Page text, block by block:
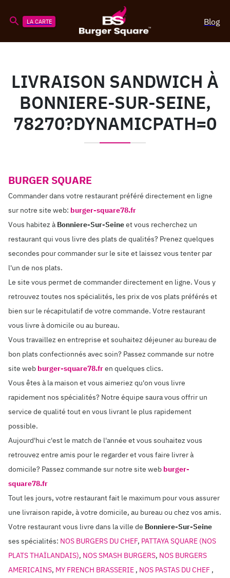
LA CARTE Blog
LIVRAISON SANDWICH À
BONNIERE-SUR-SEINE,
78270?DYNAMICPATH=0
BURGER SQUARE
Commander dans votre restaurant préféré directement en ligne
sur notre site web: burger-square78.fr
Vous habitez à Bonniere-Sur-Seineet vous recherchez un
restaurant qui vous livre des plats de qualités? Prenez quelques
secondes pour commander sur le site et laissez vous tenter par
l'un de nos plats.
Le site vous permet de commander directement en ligne. Vous y
retrouvez toutes nos spécialités, les prix de vos plats préférés et
bien sur le récapitulatif de votre commande. Votre restaurant
vous livre à domicile ou au bureau.
Vous travaillez en entreprise et souhaitez déjeuner au bureau de
bon plats confectionnés avec soin? Passez commande sur notre
site web burger-square78.fren quelques clics.
Vous êtes à la maison et vous aimeriez qu'on vous livre
rapidement nos spécialités? Notre équipe saura vous offrir un
service de qualité tout en vous livrant le plus rapidement
possible.
Aujourd'hui c'est le match de l'année et vous souhaitez vous
retrouvez entre amis pour le regarder et vous faire livrer à
domicile? Passez commande sur notre site web burger-
square78.fr
Tout les jours, votre restaurant fait le maximum pour vous assurer
une livraison rapide, à votre domicile, au bureau ou chez vos amis.
Votre restaurant vous livre dans la ville de Bonniere-Sur-Seine
ses spécialités: NOS BURGERS DU CHEF, PATTAYA SQUARE (NOS
PLATS THAÏLANDAIS), NOS SMASH BURGERS, NOS BURGERS
AMERICAINS, MY FRENCH BRASSERIE , NOS PASTAS DU CHEF ,